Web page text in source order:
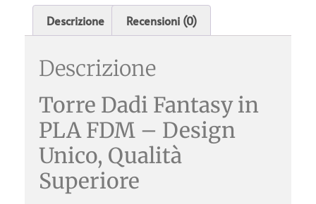
Descrizione Recensioni (0)
Descrizione
Torre Dadi Fantasy in
PLA FDM – Design
Unico, Qualità
Superiore